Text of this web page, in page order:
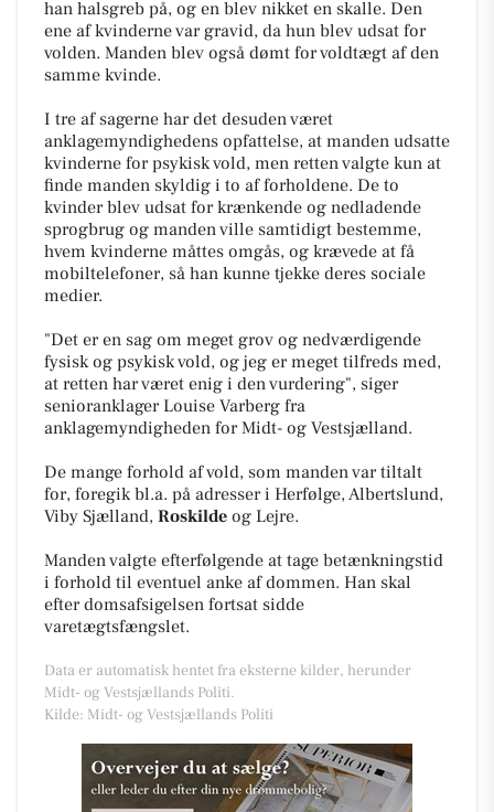
han halsgreb på, og en blev nikket en skalle. Den
ene af kvinderne var gravid, da hun blev udsat for
volden. Manden blev også dømt for voldtægt af den
samme kvinde.
I tre af sagerne har det desuden været
anklagemyndighedens opfattelse, at manden udsatte
kvinderne for psykisk vold, men retten valgte kun at
finde manden skyldig i to af forholdene. De to
kvinder blev udsat for krænkende og nedladende
sprogbrug og manden ville samtidigt bestemme,
hvem kvinderne måttes omgås, og krævede at få
mobiltelefoner, så han kunne tjekke deres sociale
medier.
"Det er en sag om meget grov og nedværdigende
fysisk og psykisk vold, og jeg er meget tilfreds med,
at retten har været enig i den vurdering", siger
senioranklager Louise Varberg fra
anklagemyndigheden for Midt- og Vestsjælland.
De mange forhold af vold, som manden var tiltalt
for, foregik bl.a. på adresser i Herfølge, Albertslund,
Viby Sjælland, Roskilde og Lejre.
Manden valgte efterfølgende at tage betænkningstid
i forhold til eventuel anke af dommen. Han skal
efter domsafsigelsen fortsat sidde
varetægtsfængslet.
Data er automatisk hentet fra eksterne kilder, herunder
Midt- og Vestsjællands Politi.
Kilde: Midt- og Vestsjællands Politi